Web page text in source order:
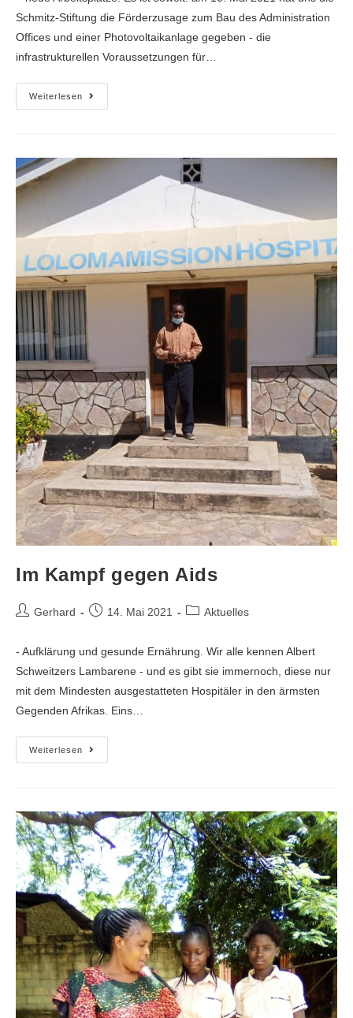
Schmitz-Stiftung die Förderzusage zum Bau des Administration
Offices und einer Photovoltaikanlage gegeben - die
infrastrukturellen Voraussetzungen für…
Weiterlesen
Im Kampf gegen Aids
Gerhard 14. Mai 2021 Aktuelles
- Aufklärung und gesunde Ernährung. Wir alle kennen Albert
Schweitzers Lambarene - und es gibt sie immernoch, diese nur
mit dem Mindesten ausgestatteten Hospitäler in den ärmsten
Gegenden Afrikas. Eins…
Weiterlesen